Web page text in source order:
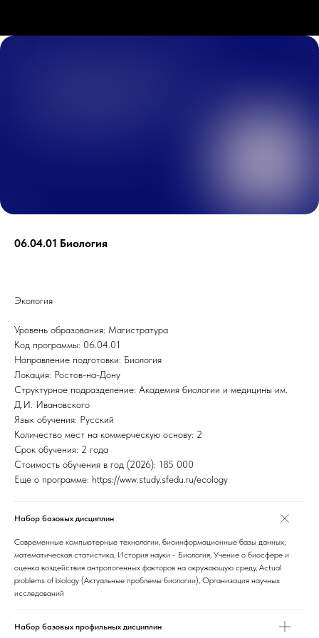
06.04.01 Биология
Экология
Уровень образования: Магистратура
Код программы: 06.04.01
Направление подготовки: Биология
Локация: Ростов-на-Дону
Структурное подразделение: Академия биологии и медицины им.
Д.И. Ивановского
Язык обучения: Русский
Количество мест на коммерческую основу: 2
Срок обучения: 2 года
Стоимость обучения в год (2026): 185 000
Еще о программе: https://www.study.sfedu.ru/ecology
Набор базовых дисциплин
Современные компьютерные технологии, биоинформационные базы данных,
математическая статистика, История науки - Биология, Учение о биосфере и
оценка воздействия антропогенных факторов на окружающую среду, Actual
problems of biology (Актуальные проблемы биологии), Организация научных
исследований
Набор базовых профильных дисциплин